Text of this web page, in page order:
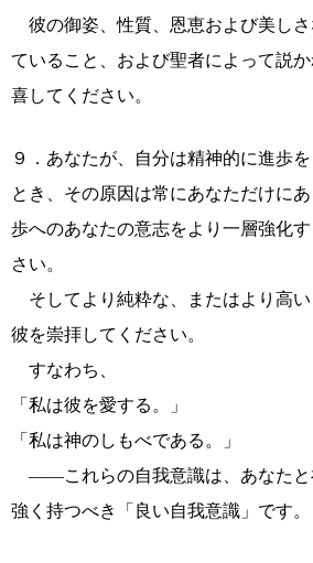
彼の御姿、性質、恩恵および美し
ていること、および聖者によって説
喜してください。
９．あなたが、自分は精神的に進歩
とき、その原因は常にあなただけに
歩へのあなたの意志をより一層強化
さい。
そしてより純粋な、またはより高い
彼を崇拝してください。
すなわち、
「私は彼を愛する。」
「私は神のしもべである。」
――これらの自我意識は、あなたと
強く持つべき「良い自我意識」です。